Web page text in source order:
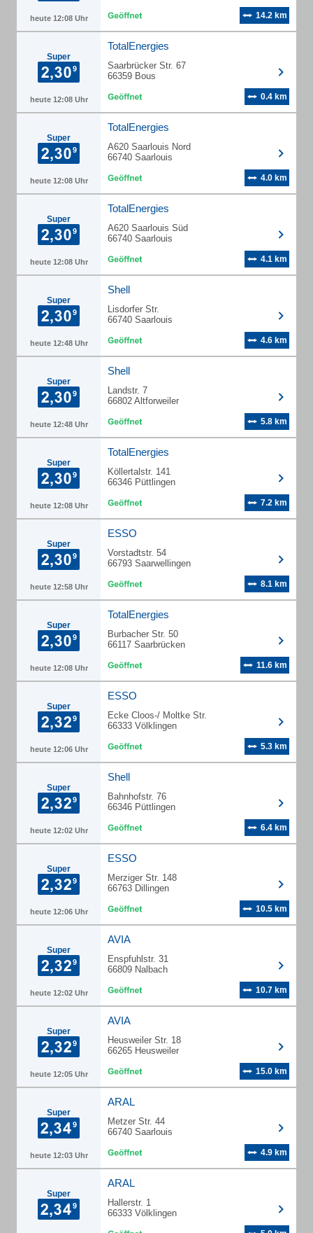
heute 12:08 Uhr 14.2 km
Super
heute 12:08 Uhr
TotalEnergies
Saarbrücker Str. 67
66359 Bous
0.4 km
Super
heute 12:08 Uhr
TotalEnergies
A620 Saarlouis Nord
66740 Saarlouis
4.0 km
Super
heute 12:08 Uhr
TotalEnergies
A620 Saarlouis Süd
66740 Saarlouis
4.1 km
Super
heute 12:48 Uhr
Shell
Lisdorfer Str.
66740 Saarlouis
4.6 km
Super
heute 12:48 Uhr
Shell
Landstr. 7
66802 Altforweiler
5.8 km
Super
heute 12:08 Uhr
TotalEnergies
Köllertalstr. 141
66346 Püttlingen
7.2 km
Super
heute 12:58 Uhr
ESSO
Vorstadtstr. 54
66793 Saarwellingen
8.1 km
Super
heute 12:08 Uhr
TotalEnergies
Burbacher Str. 50
66117 Saarbrücken
11.6 km
Super
heute 12:06 Uhr
ESSO
Ecke Cloos-/ Moltke Str.
66333 Völklingen
5.3 km
Super
heute 12:02 Uhr
Shell
Bahnhofstr. 76
66346 Püttlingen
6.4 km
Super
heute 12:06 Uhr
ESSO
Merziger Str. 148
66763 Dillingen
10.5 km
Super
heute 12:02 Uhr
AVIA
Enspfuhlstr. 31
66809 Nalbach
10.7 km
Super
heute 12:05 Uhr
AVIA
Heusweiler Str. 18
66265 Heusweiler
15.0 km
Super
heute 12:03 Uhr
ARAL
Metzer Str. 44
66740 Saarlouis
4.9 km
Super
ARAL
Hallerstr. 1
66333 Völklingen